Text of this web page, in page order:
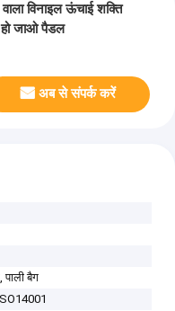
विनाइल ऊंचाई शक्ति
हो जाओ पैडल
अब से संपर्क करें
बैग